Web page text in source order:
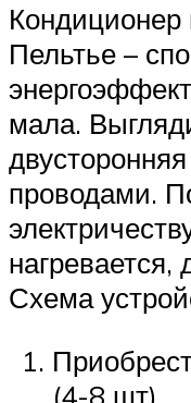
Кондиционер
Пельтье –
мала.
проводами.
нагревается,
Схема
(4-8 шт).